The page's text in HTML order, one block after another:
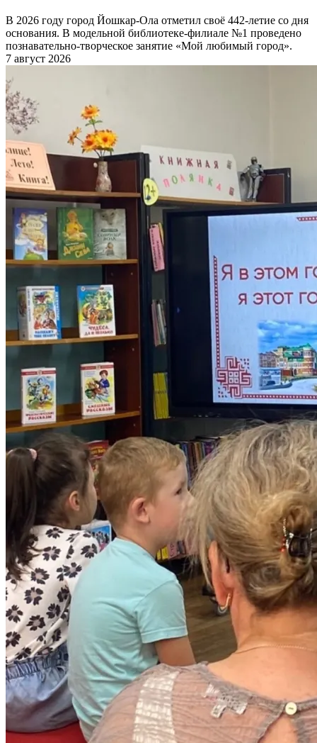
В 2026 году город Йошкар-Ола отметил своё 442-летие со дня
основания. В модельной библиотеке-филиале №1 проведено
познавательно-творческое занятие «Мой любимый город».
7 август 2026